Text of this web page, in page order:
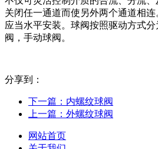
关闭任一通道而使另外两个通道相
应当水平安装。球阀按照驱动方式
阀，手动球阀。
分享到：
下一篇： 内螺纹球阀
上一篇： 外螺纹球阀
网站首页